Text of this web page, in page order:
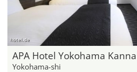
hotel.de
APA Hotel Yokohama
Yokohama-shi